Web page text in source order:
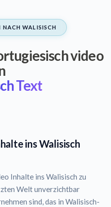
NACH WALISISCH
video
Text
ins Walisisch
Inhalte ins Walisisch zu
Welt unverzichtbar
sind, das in Walisisch-